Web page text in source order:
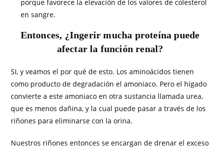
porque favorece la elevación de los valores de colesterol
en sangre.
Entonces, ¿Ingerir mucha proteína puede
afectar la función renal?
SI, y veamos el por qué de esto. Los aminoácidos tienen
como producto de degradación el amoniaco. Pero el hígado
convierte a este amoniaco en otra sustancia llamada urea,
que es menos dañina, y la cual puede pasar a través de los
riñones para eliminarse con la orina.
Nuestros riñones entonces se encargan de drenar el exceso